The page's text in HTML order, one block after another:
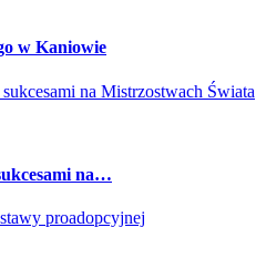
w Kaniowie
na…